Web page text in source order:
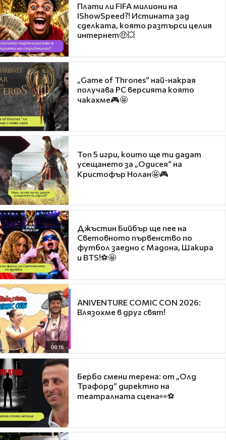
Плати ли FIFA милиони на
IShowSpeed?! Истината зад
сделката, която разтърси целия
интернет🤑💥
„Game of Thrones“ най-накрая
получава PC версията която
чакахме🎮🤩
Топ 5 игри, които ще ти дадат
усещането за „Одисея“ на
Кристофър Нолан🤩🎮
Джъстин Бийбър ще пее на
Световното първенство по
футбол заедно с Мадона, Шакира
и BTS!⚽🤩
08:16
ANIVENTURE COMIC CON 2026:
Влязохме в друг свят!
Бербо смени терена: от „Олд
Трафорд“ директно на
театралната сцена👀⚽